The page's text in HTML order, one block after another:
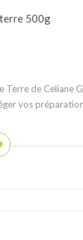
terre 500g
Terre de Celiane
vos